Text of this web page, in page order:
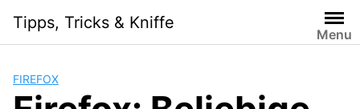
content
Tipps, Tricks & Kniffe
Menu
FIREFOX